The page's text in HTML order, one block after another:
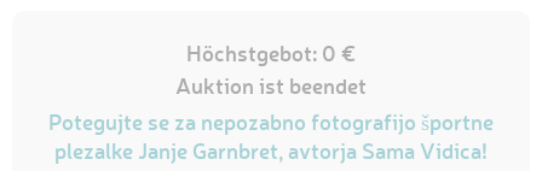
Höchstgebot: 0 €
Auktion ist beendet
Potegujte se za nepozabno fotografijo športne
plezalke Janje Garnbret, avtorja Sama Vidica!